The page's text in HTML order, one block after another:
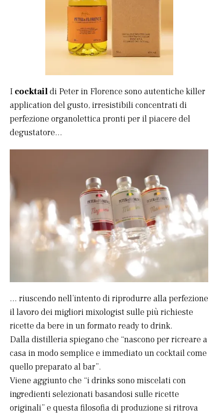
I cocktaildi Peter in Florence sono autentiche killer
application del gusto, irresistibili concentrati di
perfezione organolettica pronti per il piacere del
degustatore…
… riuscendo nell’intento di riprodurre alla perfezione
il lavoro dei migliori mixologist sulle più richieste
ricette da bere in un formato ready to drink.
Dalla distilleria spiegano che “nascono per ricreare a
casa in modo semplice e immediato un cocktail come
quello preparato al bar”.
Viene aggiunto che “i drinks sono miscelati con
ingredienti selezionati basandosi sulle ricette
originali” e questa filosofia di produzione si ritrova